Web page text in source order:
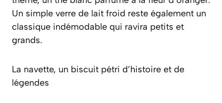
Un simple verre de lait froid reste également un
classique indémodable qui ravira petits et
grands.
La navette, un biscuit pétri d’histoire et de
légendes